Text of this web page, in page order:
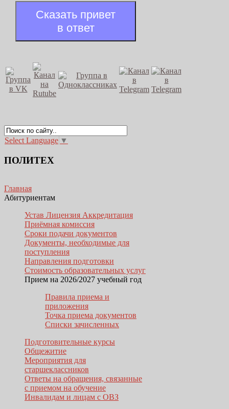
Сказать привет
в ответ
Select Language ▼
ПОЛИТЕХ
Главная
Абитуриентам
Устав Лицензия Аккредитация
Приёмная комиссия
Сроки подачи документов
Документы, необходимые для
поступления
Направления подготовки
Стоимость образовательных услуг
Прием на 2026/2027 учебный год
Правила приема и
приложения
Точка приема документов
Списки зачисленных
Подготовительные курсы
Общежитие
Мероприятия для
старшеклассников
Ответы на обращения, связанные
с приемом на обучение
Инвалидам и лицам с ОВЗ